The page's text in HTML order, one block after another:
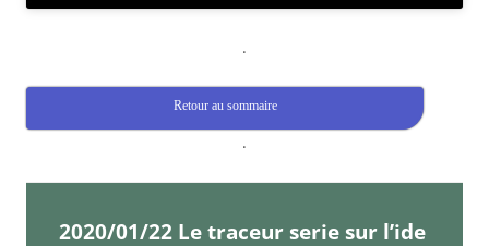
.
Retour au sommaire
.
2020/01/22 Le traceur serie sur l’ide